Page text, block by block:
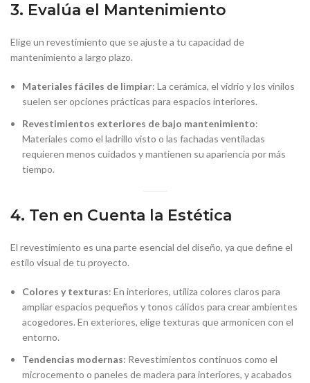
3. Evalúa el Mantenimiento
Elige un revestimiento que se ajuste a tu capacidad de
mantenimiento a largo plazo.
Materiales fáciles de limpiar: La cerámica, el vidrio y los vinilos
suelen ser opciones prácticas para espacios interiores.
Revestimientos exteriores de bajo mantenimiento:
Materiales como el ladrillo visto o las fachadas ventiladas
requieren menos cuidados y mantienen su apariencia por más
tiempo.
4. Ten en Cuenta la Estética
El revestimiento es una parte esencial del diseño, ya que define el
estilo visual de tu proyecto.
Colores y texturas: En interiores, utiliza colores claros para
ampliar espacios pequeños y tonos cálidos para crear ambientes
acogedores. En exteriores, elige texturas que armonicen con el
entorno.
Tendencias modernas: Revestimientos continuos como el
microcemento o paneles de madera para interiores, y acabados